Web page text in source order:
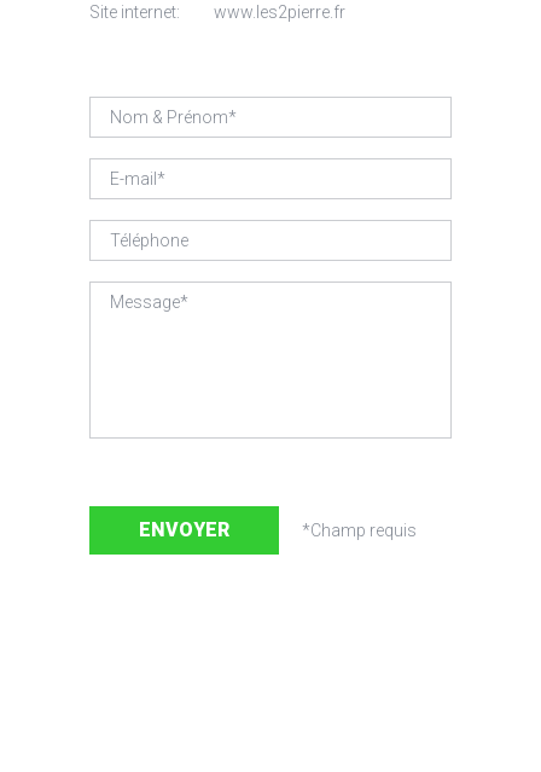
Site internet:
www.les2pierre.fr
Nom & Prénom*
E-mail*
Téléphone
Message*
ENVOYER *Champ requis